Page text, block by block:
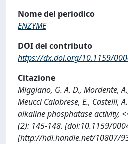
Nome del periodico
ENZYME
DOI del contributo
https://dx.doi.org/10.1159/
Citazione
Miggiano, G. A. D., Mordente,
Meucci Calabrese, E., Castelli,
alkaline phosphatase activity,
(2): 145-148. [doi:10.1159/
[http://hdl.handle.net/10807/